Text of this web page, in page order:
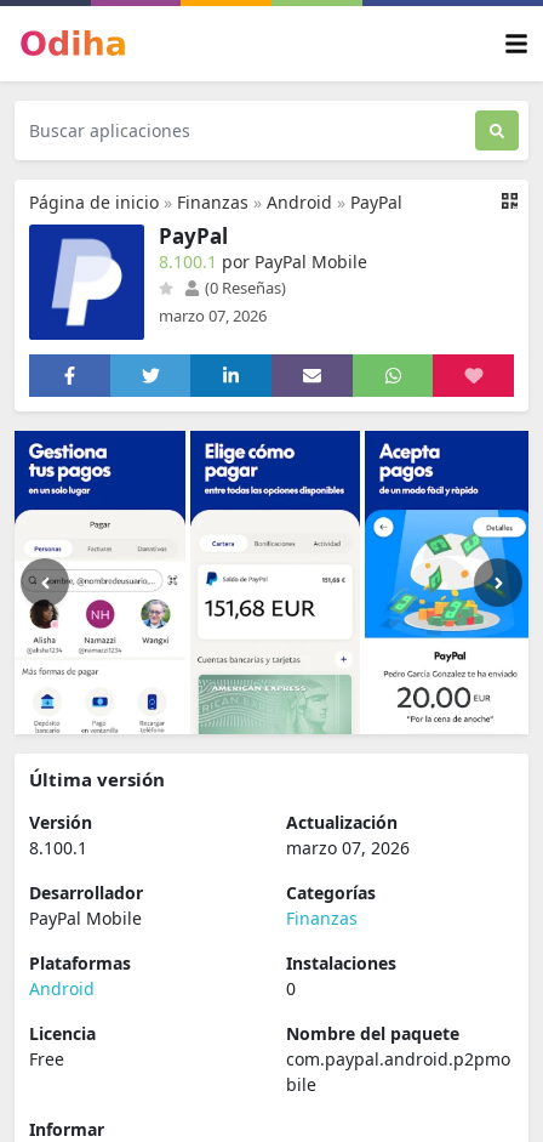
Página de inicio » Finanzas » Android » PayPal
PayPal
8.100.1 por PayPal Mobile
(0 Reseñas)
marzo 07, 2026
Última versión
Versión
8.100.1
Actualización
marzo 07, 2026
Desarrollador
PayPal Mobile
Categorías
Finanzas
Plataformas
Android
Instalaciones
0
Licencia
Free
Nombre del paquete
com.paypal.android.p2pmo
bile
Informar